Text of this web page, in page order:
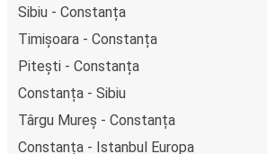
Sibiu - Constanța
Timișoara - Constanța
Pitești - Constanța
Constanța - Sibiu
Târgu Mureș - Constanța
Constanța - Istanbul Europa